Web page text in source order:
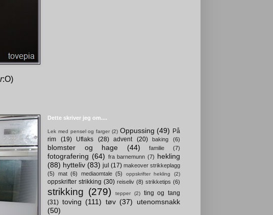
:O)
Dette skriver jeg om....
Lek med pensel og farger (2) Oppussing (49) På
rim
(19) Uflaks (28) advent (20) baking (6)
blomster og hage (44) familie (7)
fotografering (64) fra barnemunn (7) hekling
(88) hytteliv (83) jul (17) makeover strikkeplagg
(5)
mat (6) mediaomtale (5) oppskrifter hekling (2)
oppskrifter strikking (30) reiseliv (8) strikketips (6)
strikking (279) tepper (2)
ting og tang
(31) toving (111) tøv (37)
utenomsnakk
(50)